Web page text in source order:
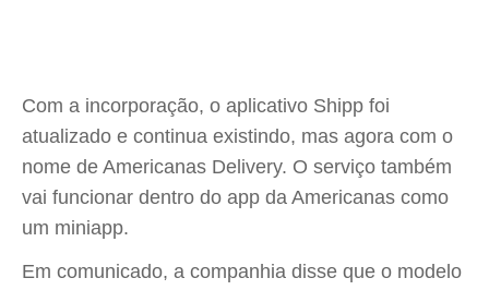
Com a incorporação, o aplicativo Shipp foi
atualizado e continua existindo, mas agora com o
nome de Americanas Delivery. O serviço também
vai funcionar dentro do app da Americanas como
um miniapp.
Em comunicado, a companhia disse que o modelo